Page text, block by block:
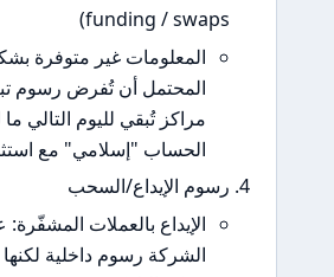
funding /
المعلومات غير متوفرة بشكل شافٍ. من
المحتمل أن تُفرض رسوم تبييت على
مراكز تُبقي لليوم التالي ما لم يكن
الحساب "إسلامي" مع استثناءات.
الإيداع/السحب
الإيداع بالعملات المشفّرة: عادة لا تفرض
الشركة رسوم داخلية لكنها لا تغطي رسوم